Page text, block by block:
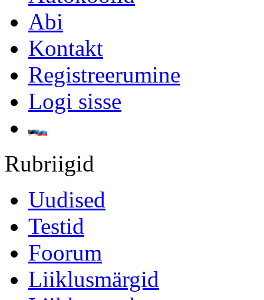
Abi
Kontakt
Registreerumine
Logi sisse
Rubriigid
Uudised
Testid
Foorum
Liiklusmärgid